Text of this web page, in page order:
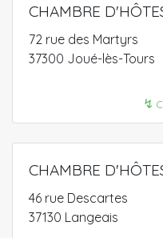
CHAMBRE
72 rue des Martyrs
37300 Joué-lès-Tours
↯
CHAMBRE
46 rue Descartes
37130 Langeais